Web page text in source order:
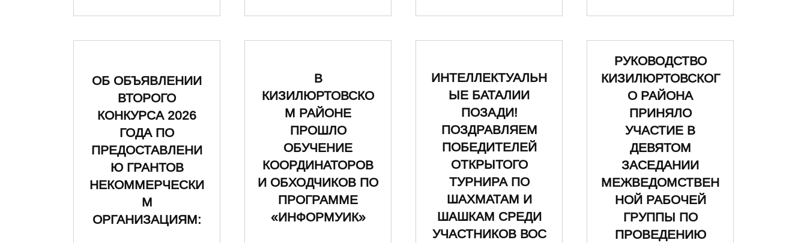
ОБ ОБЪЯВЛЕНИИ
ВТОРОГО
КОНКУРСА 2026
ГОДА ПО
ПРЕДОСТАВЛЕНИ
Ю ГРАНТОВ
НЕКОММЕРЧЕСКИ
М
ОРГАНИЗАЦИЯМ:
В
КИЗИЛЮРТОВСКО
М РАЙОНЕ
ПРОШЛО
ОБУЧЕНИЕ
КООРДИНАТОРОВ
И ОБХОДЧИКОВ ПО
ПРОГРАММЕ
«ИНФОРМУИК»
ИНТЕЛЛЕКТУАЛЬН
ЫЕ БАТАЛИИ
ПОЗАДИ!
ПОЗДРАВЛЯЕМ
ПОБЕДИТЕЛЕЙ
ОТКРЫТОГО
ТУРНИРА ПО
ШАХМАТАМ И
ШАШКАМ СРЕДИ
УЧАСТНИКОВ ВОС
РУКОВОДСТВО
КИЗИЛЮРТОВСКОГ
О РАЙОНА
ПРИНЯЛО
УЧАСТИЕ В
ДЕВЯТОМ
ЗАСЕДАНИИ
МЕЖВЕДОМСТВЕН
НОЙ РАБОЧЕЙ
ГРУППЫ ПО
ПРОВЕДЕНИЮ